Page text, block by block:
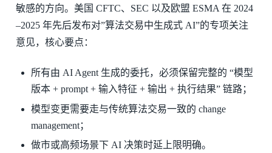
敏感的方向。美国 CFTC、SEC 以及欧盟 ESMA 在 2024
–2025 年先后发布对”算法交易中生成式 AI”的专项关注
意见，核心要点：
所有由 AI Agent 生成的委托，必须保留完整的 “模型
版本 + prompt + 输入特征 + 输出 + 执行结果” 链路；
模型变更需要走与传统算法交易一致的 change
management；
做市或高频场景下 AI 决策时延上限明确。